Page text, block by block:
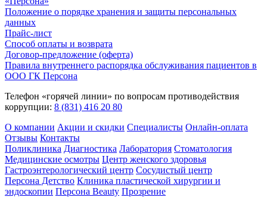
Положение о порядке хранения и защиты персональных
данных
Прайс-лист
Способ оплаты и возврата
Договор-предложение (оферта)
Правила внутреннего распорядка обслуживания пациентов в
ООО ГК Персона
Телефон «горячей линии» по вопросам противодействия
коррупции: 8 (831) 416 20 80
О компании Акции и скидки Специалисты Онлайн-оплата
Отзывы Контакты
Поликлиника Диагностика Лаборатория Стоматология
Медицинские осмотры Центр женского здоровья
Гастроэнтерологический центр Сосудистый центр
Персона Детство Клиника пластической хирургии и
эндоскопии Персона Beauty Прозрение